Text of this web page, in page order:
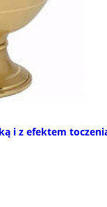
i z efektem